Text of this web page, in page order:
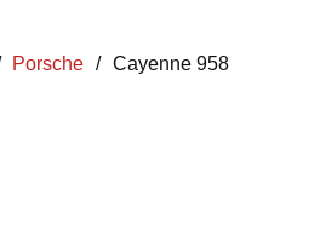
Porsche / Cayenne 958